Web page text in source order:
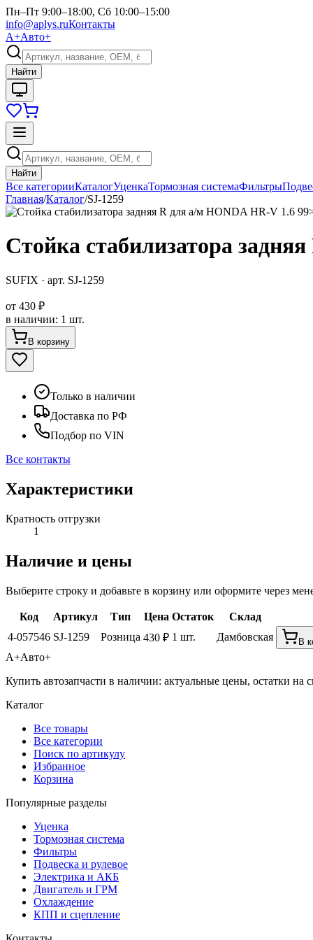
Пн–Пт 9:00–18:00, Сб 10:00–15:00
info@aplys.ruКонтакты
А+Авто+
Найти
Найти
Все категорииКаталогУценкаТормозная системаФильтры
Главная/Каталог/SJ-1259
Стойка стабилизатора
SUFIX · арт. SJ-1259
от 430 ₽
в наличии: 1 шт.
В корзину
Только в наличии
Доставка по РФ
Подбор по VIN
Все контакты
Характеристики
Кратность отгрузки
1
Наличие и цены
Выберите строку и добавьте в корзину или оформите через
Код Артикул Тип Цена Остаток
Склад
4-057546 SJ-1259 Розница 430 ₽ 1 шт. Дамбовская В
А+Авто+
Купить автозапчасти в наличии: актуальные цены, остатки
Каталог
Все товары
Все категории
Поиск по артикулу
Избранное
Корзина
Популярные разделы
Уценка
Тормозная система
Фильтры
Подвеска и рулевое
Электрика и АКБ
Двигатель и ГРМ
Охлаждение
КПП и сцепление